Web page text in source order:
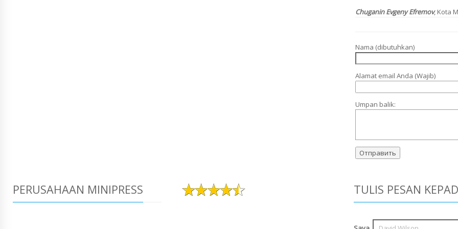
Chuganin Evgeny Efremov, Kota
Nama (dibutuhkan)
Alamat email Anda (Wajib)
Umpan balik:
PERUSAHAAN MINIPRESS TULIS PESAN